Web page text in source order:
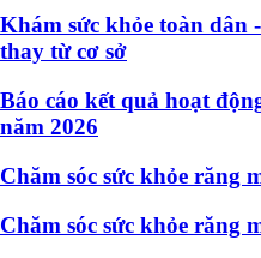
Khám sức khỏe toàn dân
thay từ cơ sở
Báo cáo kết quả hoạt
năm 2026
Chăm sóc sức khỏe răng
Chăm sóc sức khỏe răng